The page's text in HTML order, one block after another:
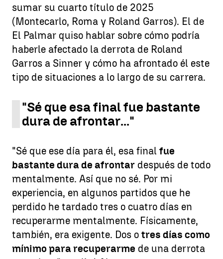
sumar su cuarto título de 2025
(Montecarlo, Roma y Roland Garros). El de
El Palmar quiso hablar sobre cómo podría
haberle afectado la derrota de Roland
Garros a Sinner y cómo ha afrontado él este
tipo de situaciones a lo largo de su carrera.
"Sé que esa final fue bastante
dura de afrontar..."
"Sé que ese día para él, esa final fue
bastante dura de afrontar después de todo
mentalmente. Así que no sé. Por mi
experiencia, en algunos partidos que he
perdido he tardado tres o cuatro días en
recuperarme mentalmente. Físicamente,
también, era exigente. Dos o tres días como
mínimo para recuperarme de una derrota